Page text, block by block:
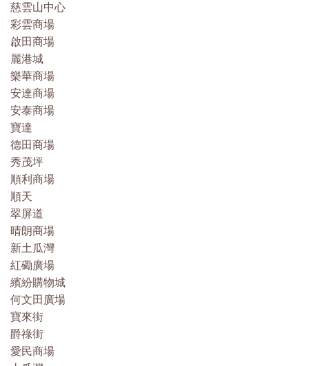
慈雲山中心
彩雲商場
啟田商場
麗港城
樂華商場
安達商場
安泰商場
寶達
德田商場
秀茂坪
順利商場
順天
翠屏道
晴朗商場
新土瓜灣
紅磡廣場
繽紛購物城
何文田廣場
寶來街
爵祿街
愛民商場